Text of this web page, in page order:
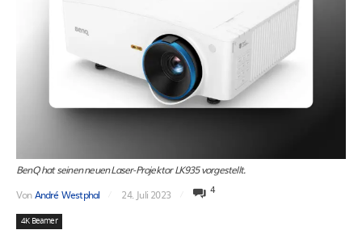
BenQ hat seinen neuen Laser-Projektor LK935 vorgestellt.
VonAndré Westphal 24. Juli 2023 4
4K Beamer